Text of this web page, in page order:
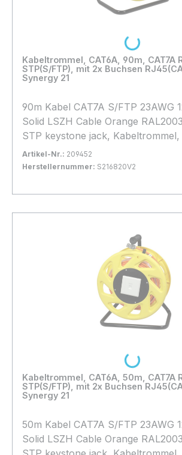
Kabeltrommel, CAT6A, 90m, CAT7A
STP(S/FTP), mit 2x Buchsen
Synergy 21
90m Kabel CAT7A S/FTP 23AWG
Solid LSZH Cable Orange
STP keystone jack, Kabeltrommel,
CAT6A Keystone Jack(Buchse)
CAT6A Faceplate Keystone
23AWG 1200MHz BC Solid LSZH
Artikel-Nr.: 209452
Herstellernummer: S216820V2
In den Warenkorb
Loading...
Kabeltrommel, CAT6A, 50m, CAT7A
STP(S/FTP), mit 2x Buchsen
Synergy 21
50m Kabel CAT7A S/FTP 23AWG
Solid LSZH Cable Orange
Loading...